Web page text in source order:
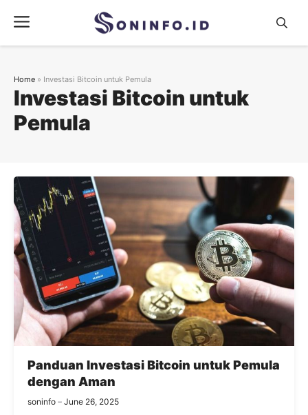
content
Menu
Investasi Bitcoin untuk
Pemula
Home » Investasi Bitcoin untuk Pemula
Panduan Investasi Bitcoin untuk Pemula
dengan Aman
soninfo June 26, 2025